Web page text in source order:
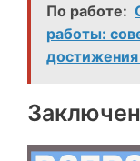
По работе:
работы:
достижения